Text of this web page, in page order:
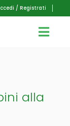
/ Registrati
alla